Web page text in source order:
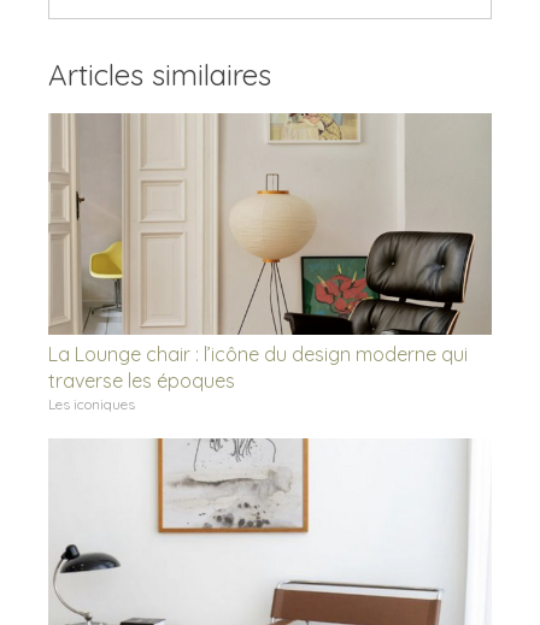
Articles similaires
La Lounge chair : l’icône du design moderne qui
traverse les époques
Les iconiques